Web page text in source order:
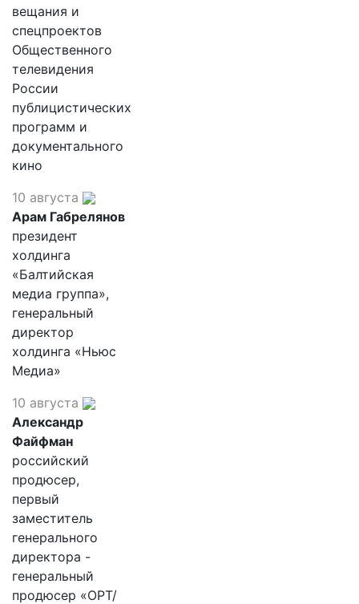
вещания и
спецпроектов
Общественного
телевидения
России
публицистических
программ и
документального
кино
10 августа
Арам Габрелянов
президент
холдинга
«Балтийская
медиа группа»,
генеральный
директор
холдинга «Ньюс
Медиа»
10 августа
Александр
Файфман
российский
продюсер,
первый
заместитель
генерального
директора -
генеральный
продюсер «ОРТ/